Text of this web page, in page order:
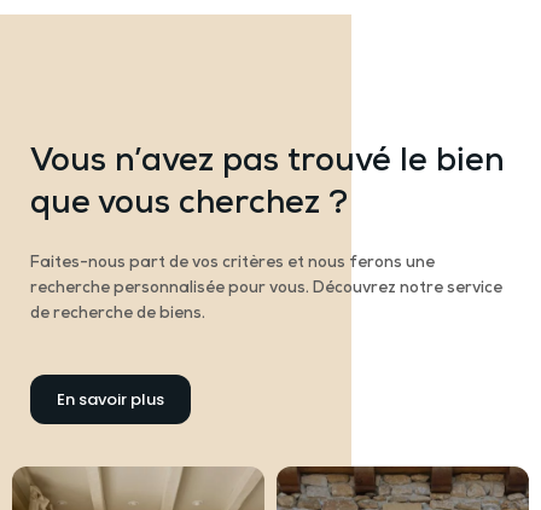
Vous n’avez pas trouvé le bien
que vous cherchez ?
Faites-nous part de vos critères et nous ferons une
recherche personnalisée pour vous. Découvrez notre service
de recherche de biens.
En savoir plus